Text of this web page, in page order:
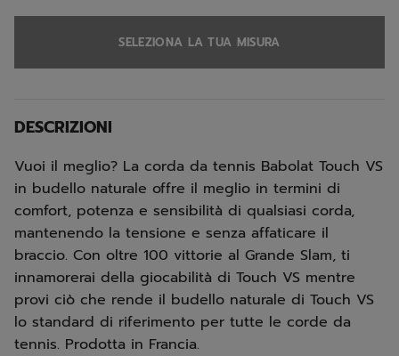
SELEZIONA LA TUA MISURA
DESCRIZIONI
Vuoi il meglio? La corda da tennis Babolat Touch VS
in budello naturale offre il meglio in termini di
comfort, potenza e sensibilità di qualsiasi corda,
mantenendo la tensione e senza affaticare il
braccio. Con oltre 100 vittorie al Grande Slam, ti
innamorerai della giocabilità di Touch VS mentre
provi ciò che rende il budello naturale di Touch VS
lo standard di riferimento per tutte le corde da
tennis. Prodotta in Francia.